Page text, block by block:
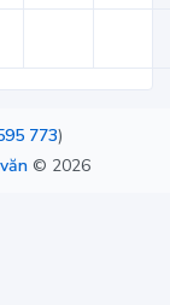
773)
© 2026